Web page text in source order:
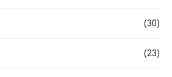
(30)
(23)